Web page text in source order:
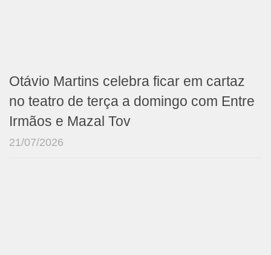
Otávio Martins celebra ficar em cartaz
no teatro de terça a domingo com Entre
Irmãos e Mazal Tov
21/07/2026